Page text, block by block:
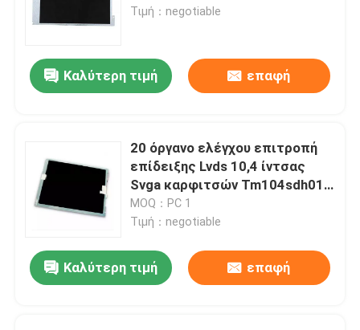
Τιμή：negotiable
Καλύτερη τιμή επαφή
20 όργανο ελέγχου επιτροπή
επίδειξης Lvds 10,4 ίντσας
Svga καρφιτσών Tm104sdh01
TFT LCD
MOQ：PC 1
Τιμή：negotiable
Καλύτερη τιμή επαφή